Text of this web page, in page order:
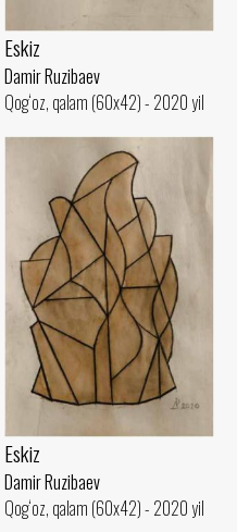
Eskiz
Damir Ruzibaev
Qog‘oz, qalam (60x42) - 2020 yil
Eskiz
Damir Ruzibaev
Qog‘oz, qalam (60x42) - 2020 yil